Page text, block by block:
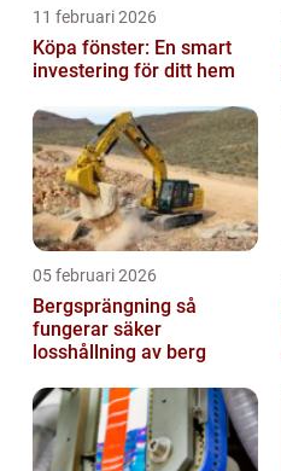
11 februari 2026
Köpa fönster: En smart
investering för ditt hem
05 februari 2026
Bergsprängning så
fungerar säker
losshållning av berg